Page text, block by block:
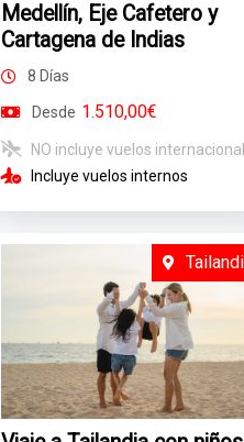
Medellín, Eje Cafetero y
Cartagena de Indias
8 Días
Desde 1.510,00€
NO incluye vuelos
Incluye vuelos internos